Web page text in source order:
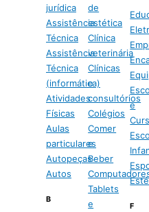
jurídica
Assistência
Técnica
Assistência
Técnica
(informática)
Atividades
Físicas
Aulas
particulares
Autopeças
Autos
B
de
estética
Clínica
veterinária
Clínicas
e
consultórios
Colégios
Comer
e
Beber
Tablets
e
e
F